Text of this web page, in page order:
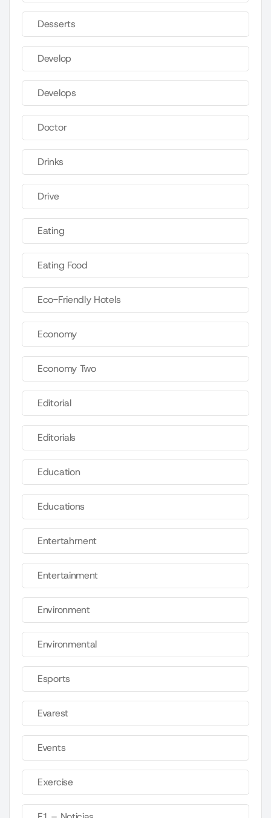
Desserts
Develop
Develops
Doctor
Drinks
Drive
Eating
Eating Food
Eco-Friendly Hotels
Economy
Economy Two
Editorial
Editorials
Education
Educations
Entertahrnent
Entertainment
Environment
Environmental
Esports
Evarest
Events
Exercise